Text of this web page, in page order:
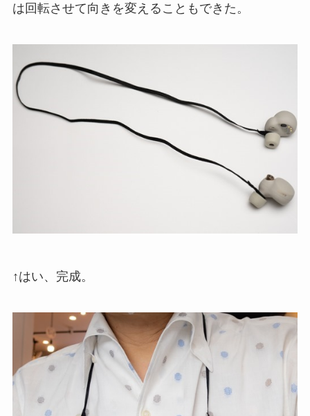
は回転させて向きを変えることもできた。
↑はい、完成。